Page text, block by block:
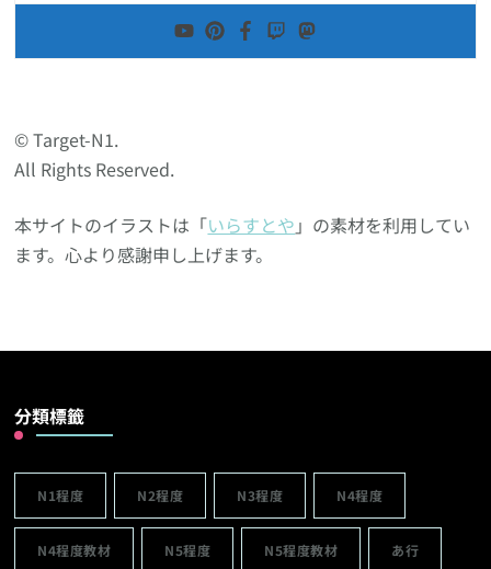
© Target-N1.
All Rights Reserved.
本サイトのイラストは「いらすとや 」の素材を利用してい
ます。心より感謝申し上げます。
分類標籤
N1程度 N2程度 N3程度 N4程度
N4程度教材 N5程度 N5程度教材 あ行